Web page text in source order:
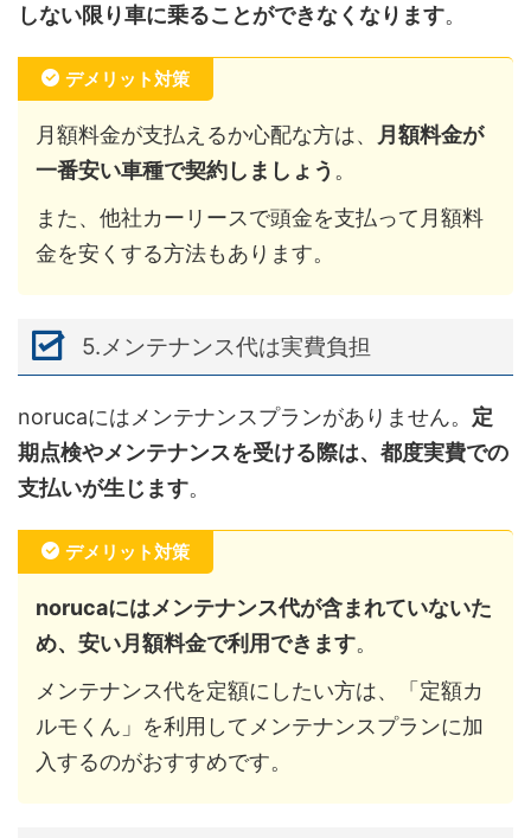
しない限り車に乗ることができなくなります。
デメリット対策
月額料金が支払えるか心配な方は、
月額料金が
一番安い車種で契約しましょう 。
また、他社カーリースで頭金を支払って月額料
金を安くする方法もあります。
5.メンテナンス代は実費負担
norucaにはメンテナンスプランがありません。 定
期点検やメンテナンスを受ける際は、都度実費での
支払いが生じます。
デメリット対策
norucaにはメンテナンス代が含まれていないた
め、安い月額料金で利用できます。
メンテナンス代を定額にしたい方は、「定額カ
ルモくん」を利用してメンテナンスプランに加
入するのがおすすめです。